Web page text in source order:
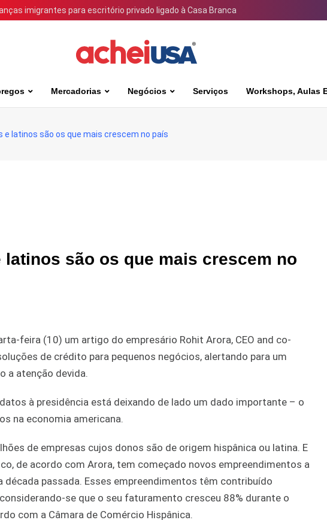
imigrantes para escritório privado ligado à Casa Branca
Mercadorias Negócios Serviços Workshops, Aulas
e latinos são os que mais crescem no país
são os que mais crescem no
feira (10) um artigo do empresário Rohit Arora, CEO and co-
de crédito para pequenos negócios, alertando para um
a atenção devida.
à presidência está deixando de lado um dado importante – o
na economia americana.
de empresas cujos donos são de origem hispânica ou latina. E
de acordo com Arora, tem começado novos empreendimentos a
passada. Esses empreendimentos têm contribuído
se que o seu faturamento cresceu 88% durante o
com a Câmara de Comércio Hispânica.